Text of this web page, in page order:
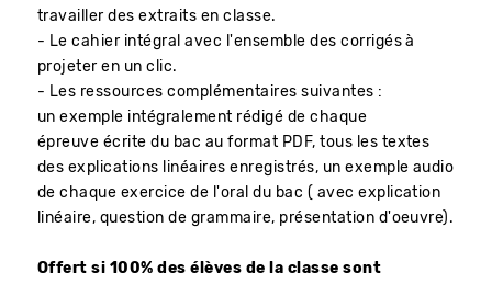
travailler des extraits en classe.
- Le cahier intégral avec l'ensemble des corrigés à
projeter en un clic.
- Les ressources complémentaires suivantes :
un exemple intégralement rédigé de chaque
épreuve écrite du bac au format PDF, tous les textes
des explications linéaires enregistrés, un exemple audio
de chaque exercice de l'oral du bac ( avec explication
linéaire, question de grammaire, présentation d'oeuvre).
Offert si 100% des élèves de la classe sont